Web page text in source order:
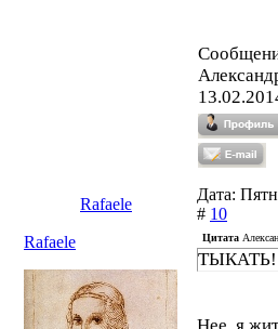
Rafaele
Дата:
# 10
Rafaele
Цитата